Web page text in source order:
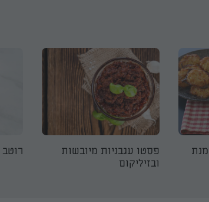
פסטו עגבניות מיובשות
ובזיליקום